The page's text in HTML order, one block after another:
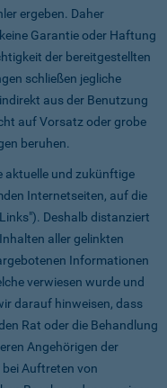
ergeben. Daher
Garantie oder Haftung
der bereitgestellten
schließen jegliche
aus der Benutzung
auf Vorsatz oder grobe
beruhen.
aktuelle und zukünftige
Internetseiten, auf die
Deshalb distanziert
aller gelinkten
Informationen
verwiesen wurde und
darauf hinweisen, dass
Rat oder die Behandlung
Angehörigen der
Auftreten von